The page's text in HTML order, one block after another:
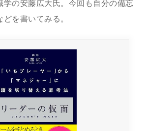
学の安藤広大氏。今回も自分の備忘
を書いてみる。